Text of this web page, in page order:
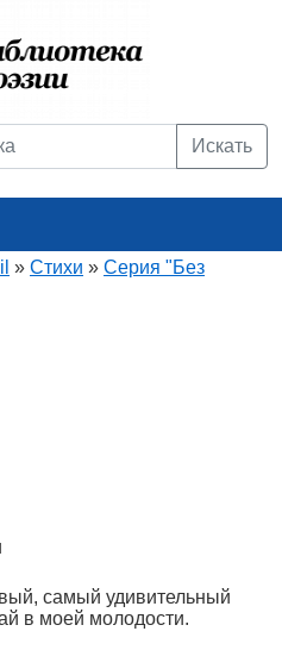
Искать
» Стихи » Серия "Без
самый удивительный
в моей молодости.